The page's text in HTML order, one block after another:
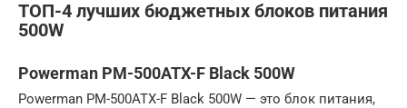
ТОП-4 лучших бюджетных блоков питания
500W
Powerman PM-500ATX-F Black 500W
Powerman PM-500ATX-F Black 500W — это блок питания,